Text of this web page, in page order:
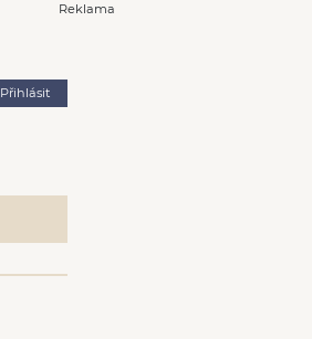
Reklama
Přihlásit